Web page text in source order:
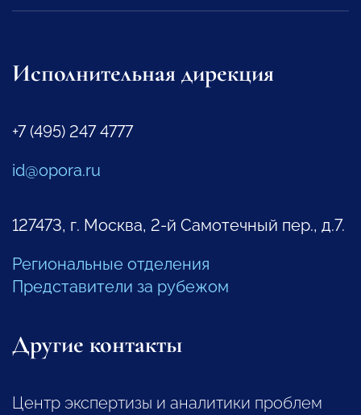
Исполнительная дирекция
+7 (495) 247 4777
id@opora.ru
127473, г. Москва, 2-й Самотечный пер., д.7.
Региональные отделения
Представители за рубежом
Другие контакты
Центр экспертизы и аналитики проблем